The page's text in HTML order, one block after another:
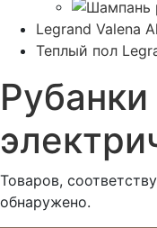
Legrand Valena
Теплый пол
Рубанки
Товаров,
обнаружено.